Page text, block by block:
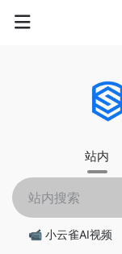
站内
📹 小云雀AI视频